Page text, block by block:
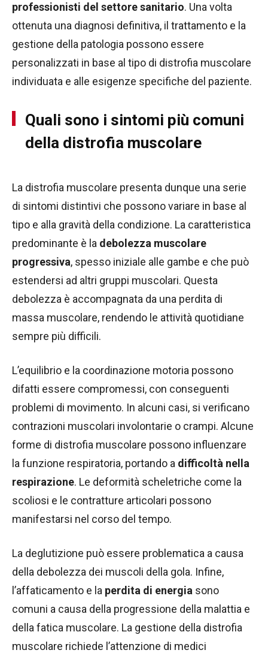
professionisti del settore sanitario. Una volta
ottenuta una diagnosi definitiva, il trattamento e la
gestione della patologia possono essere
personalizzati in base al tipo di distrofia muscolare
individuata e alle esigenze specifiche del paziente.
Quali sono i sintomi più comuni
della distrofia muscolare
La distrofia muscolare presenta dunque una serie
di sintomi distintivi che possono variare in base al
tipo e alla gravità della condizione. La caratteristica
predominante è la debolezza muscolare
progressiva, spesso iniziale alle gambe e che può
estendersi ad altri gruppi muscolari. Questa
debolezza è accompagnata da una perdita di
massa muscolare, rendendo le attività quotidiane
sempre più difficili.
L’equilibrio e la coordinazione motoria possono
difatti essere compromessi, con conseguenti
problemi di movimento. In alcuni casi, si verificano
contrazioni muscolari involontarie o crampi. Alcune
forme di distrofia muscolare possono influenzare
la funzione respiratoria, portando a difficoltà nella
respirazione. Le deformità scheletriche come la
scoliosi e le contratture articolari possono
manifestarsi nel corso del tempo.
La deglutizione può essere problematica a causa
della debolezza dei muscoli della gola. Infine,
l’affaticamento e la perdita di energia sono
comuni a causa della progressione della malattia e
della fatica muscolare. La gestione della distrofia
muscolare richiede l’attenzione di medici